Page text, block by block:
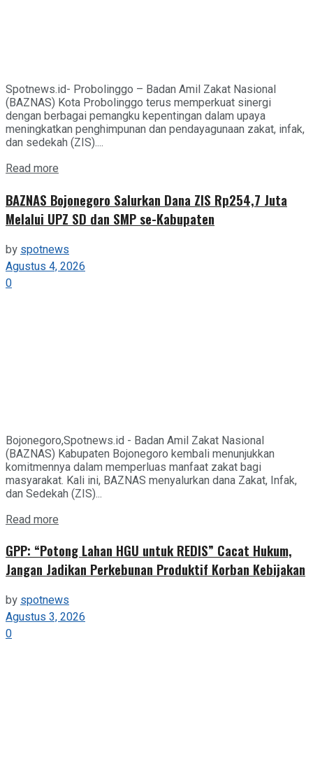
Spotnews.id- Probolinggo – Badan Amil Zakat Nasional
(BAZNAS) Kota Probolinggo terus memperkuat sinergi
dengan berbagai pemangku kepentingan dalam upaya
meningkatkan penghimpunan dan pendayagunaan zakat, infak,
dan sedekah (ZIS)....
Read more
BAZNAS Bojonegoro Salurkan Dana ZIS Rp254,7 Juta
Melalui UPZ SD dan SMP se-Kabupaten
by spotnews
Agustus 4, 2026
0
Bojonegoro,Spotnews.id - Badan Amil Zakat Nasional
(BAZNAS) Kabupaten Bojonegoro kembali menunjukkan
komitmennya dalam memperluas manfaat zakat bagi
masyarakat. Kali ini, BAZNAS menyalurkan dana Zakat, Infak,
dan Sedekah (ZIS)...
Read more
GPP: “Potong Lahan HGU untuk REDIS” Cacat Hukum,
Jangan Jadikan Perkebunan Produktif Korban Kebijakan
byspotnews
Agustus 3, 2026
0